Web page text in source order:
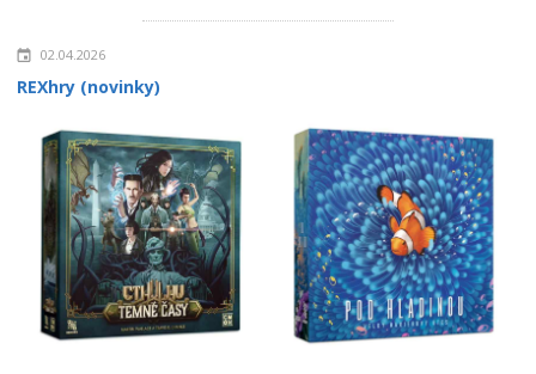
02.04.2026
REXhry (novinky)